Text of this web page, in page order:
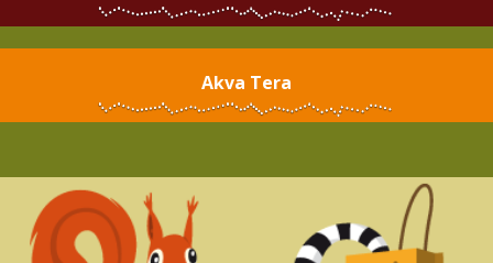
Akva Tera